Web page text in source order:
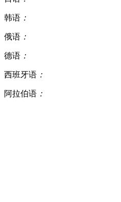
韩语 ：
俄语 ：
德语 ：
西班牙语 ：
阿拉伯语 ：